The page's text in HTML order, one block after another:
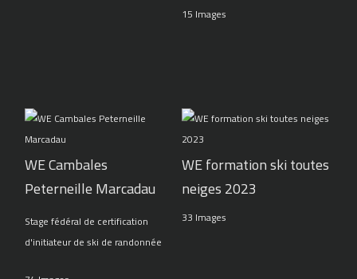
15 Images
WE Cambales
Peterneille Marcadau
Stage fédéral de certification
d'initiateur de ski de randonnée
WE formation ski toutes
neiges 2023
33 Images